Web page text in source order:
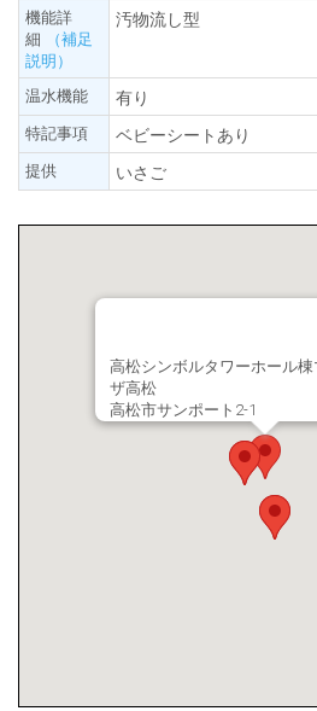
機能詳
細
（補足
説明）
汚物流し型
温水機能 有り
特記事項 ベビーシートあり
提供 いさご
高松シンボルタワーホール棟
ザ高松
高松市サンポート2-1